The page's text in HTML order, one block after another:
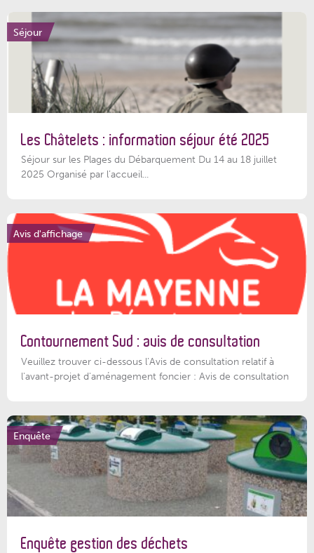
Séjour
Les Châtelets : information séjour été 2025
Séjour sur les Plages du Débarquement Du 14 au 18 juillet
2025 Organisé par l’accueil...
Avis d'affichage
Contournement Sud : avis de consultation
Veuillez trouver ci-dessous l’Avis de consultation relatif à
l'avant-projet d'aménagement foncier : Avis de consultation
Enquête
Enquête gestion des déchets